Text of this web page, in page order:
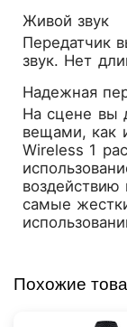
Живой звук
Передатчик
звук. Нет
Надежная
На сцене вы
вещами, как
Wireless 1
самые
Похожие